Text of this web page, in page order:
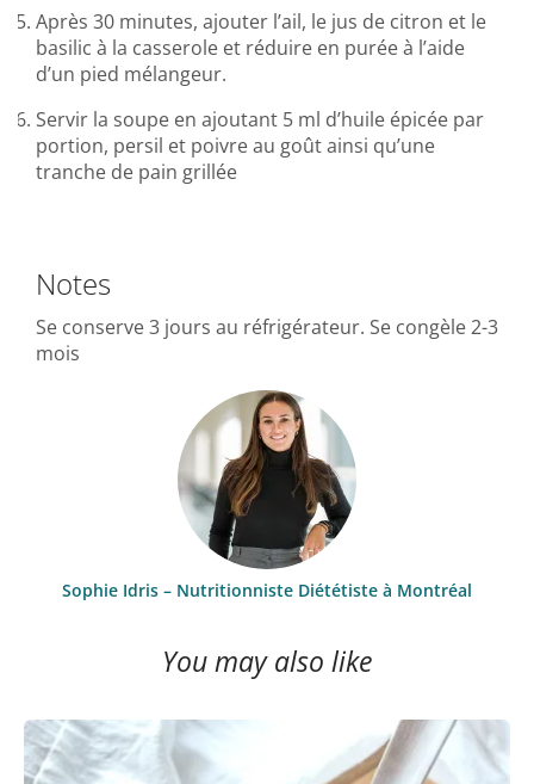
Après 30 minutes, ajouter l’ail, le jus de citron et le
basilic à la casserole et réduire en purée à l’aide
d’un pied mélangeur.
Servir la soupe en ajoutant 5 ml d’huile épicée par
portion, persil et poivre au goût ainsi qu’une
tranche de pain grillée
Notes
Se conserve 3 jours au réfrigérateur. Se congèle 2-3
mois
Sophie Idris – Nutritionniste Diététiste à Montréal
You may also like